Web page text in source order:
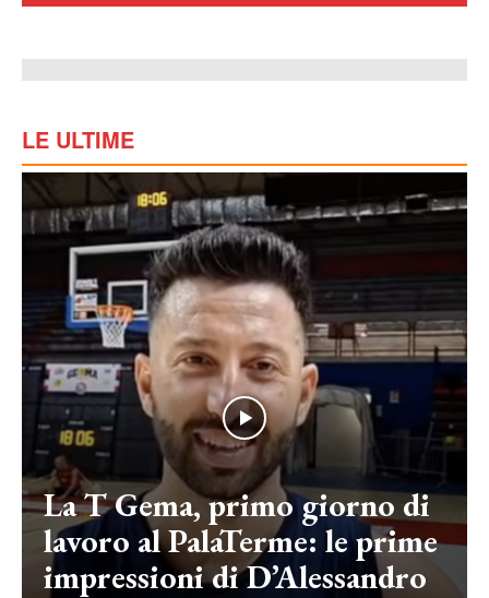
LE ULTIME
La T Gema, primo giorno di
lavoro al PalaTerme: le prime
impressioni di D’Alessandro